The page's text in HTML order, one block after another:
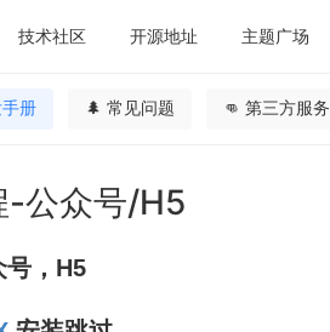
技术社区 开源地址 主题广场
册 🌲 常见问题 👊 第三方服务
-公众号/H5
，H5